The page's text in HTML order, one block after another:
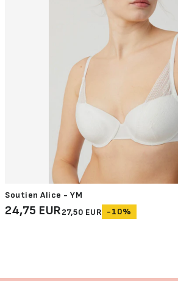
Soutien Alice - YM
24,75 EUR27,50 EUR -10%